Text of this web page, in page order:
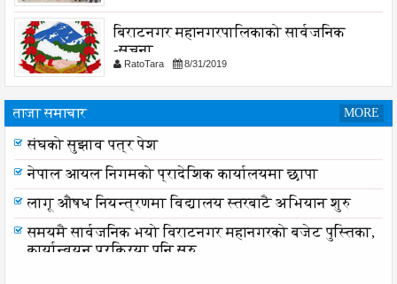
बिराटनगर महानगरपालिकाको सार्वजनिक
-सुचना
RatoTara 8/31/2019
ताजा समाचार MORE
संघको सुझाव पत्र पेश
नेपाल आयल निगमको प्रादेशिक कार्यालयमा छापा
लागू औषध नियन्त्रणमा विद्यालय स्तरबाटै अभियान शुरु
समयमै सार्वजनिक भयो विराटनगर महानगरको बजेट पुस्तिका,
कार्यान्वयन प्रक्रिया पनि सुरु